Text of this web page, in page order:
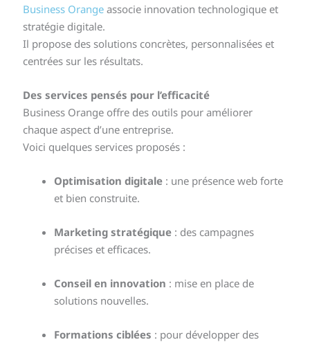
Business Orange associe innovation technologique et
stratégie digitale.
Il propose des solutions concrètes, personnalisées et
centrées sur les résultats.
Des services pensés pour l’efficacité
Business Orange offre des outils pour améliorer
chaque aspect d’une entreprise.
Voici quelques services proposés :
Optimisation digitale : une présence web forte
et bien construite.
Marketing stratégique : des campagnes
précises et efficaces.
Conseil en innovation : mise en place de
solutions nouvelles.
Formations ciblées : pour développer des